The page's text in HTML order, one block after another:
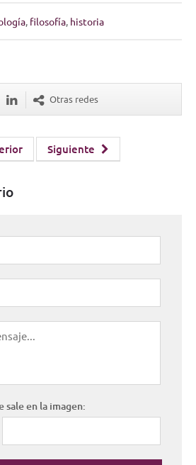
, filosofía, historia
Otras redes
Siguiente
sale en la imagen: